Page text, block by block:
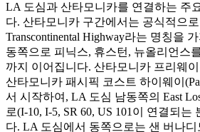
LA 도심과 산타모니카를 연결하는 주
다. 산타모니카 구간에서는 공식적으로
Transcontinental Highway라는 명칭을
동쪽으로 피닉스, 휴스턴, 뉴올리언스
까지 이어집니다. 산타모니카 프리웨
산타모니카 패시픽 코스트 하이웨이
서 시작하여, LA 도심 남동쪽의 East
로(I-10, I-5, SR 60, US 101이 연결되는
다. LA 도심에서 동쪽으로는 샌 버나